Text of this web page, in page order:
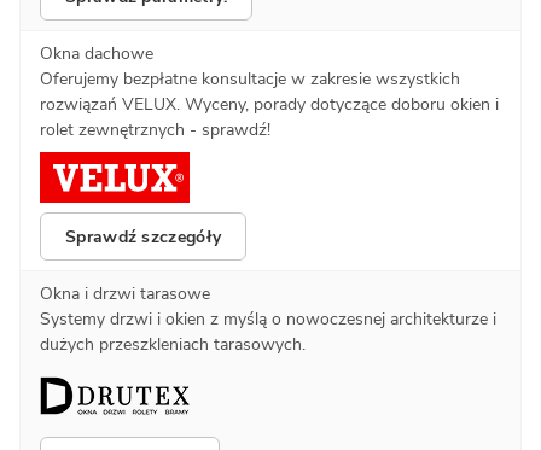
Okna dachowe
Oferujemy bezpłatne konsultacje w zakresie wszystkich
rozwiązań VELUX. Wyceny, porady dotyczące doboru okien i
rolet zewnętrznych - sprawdź!
Sprawdź szczegóły
Okna i drzwi tarasowe
Systemy drzwi i okien z myślą o nowoczesnej architekturze i
dużych przeszkleniach tarasowych.